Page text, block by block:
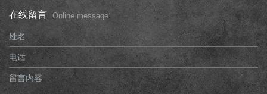
在线留言 Online message
姓名
电话
留言内容